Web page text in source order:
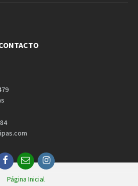
Facebook
EmailInstagram
Página Inicial